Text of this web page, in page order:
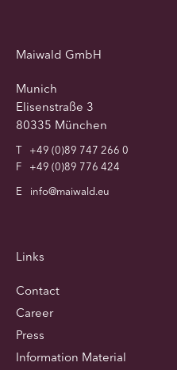
Maiwald GmbH
Munich
Elisenstraße 3
80335 München
T
+49 (0)89 747 266 0
F
+49 (0)89 776 424
E
info@maiwald.eu
Links
Contact
Career
Press
Information Material